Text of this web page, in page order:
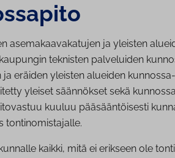
asemakaavakatujen ja yleisten
teknisten palveluiden
eräiden yleisten alueiden
yleiset säännökset sekä
kuuluu pääsääntöisesti
tontinomistajalle.
kaikki, mitä ei erikseen ole